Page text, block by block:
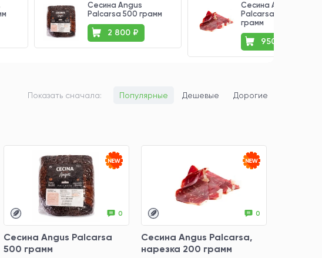
Сесина Angus
Palcarsa 500 грамм
2 800 ₽
Сесина Angus
Palcarsa, нарезка
грамм
950 ₽
Показать сначала: Популярные Дешевые Дорогие
0
Сесина Angus Palcarsa
500 грамм
0
Сесина Angus Palcarsa,
нарезка 200 грамм